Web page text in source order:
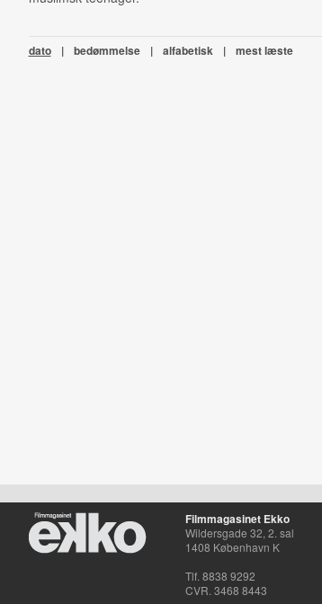
dato | bedømmelse | alfabetisk | mest læste
Filmmagasinet Ekko
Wildersgade 32, 2. sal
1408 København K
Tlf. 8838 9292
CVR. 3468 8443